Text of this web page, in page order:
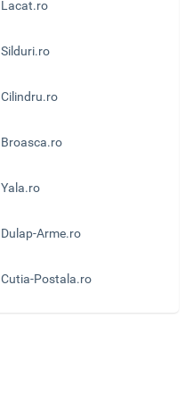
Lacat.ro
Silduri.ro
Cilindru.ro
Broasca.ro
Yala.ro
Dulap-Arme.ro
Cutia-Postala.ro